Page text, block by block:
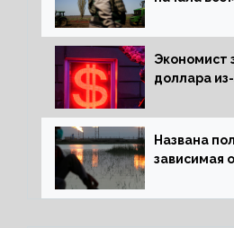
Экономист
доллара
Названа
зависимая